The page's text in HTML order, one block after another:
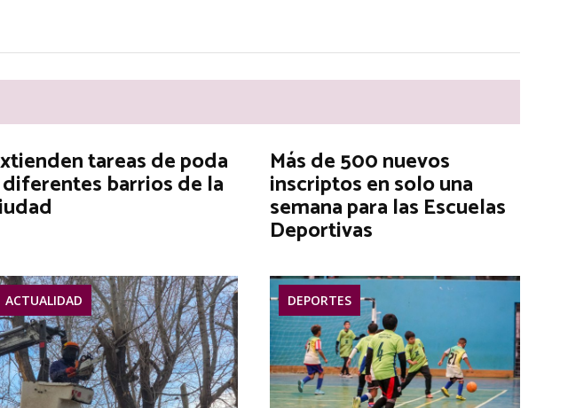
tareas de poda
barrios de la
ACTUALIDAD
Más de 500 nuevos
inscriptos en solo una
semana para las Escuelas
Deportivas
DEPORTES